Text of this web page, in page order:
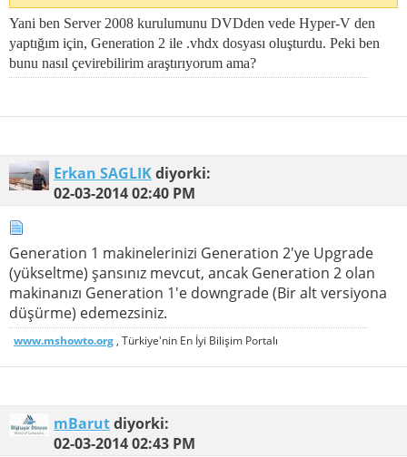
Yani ben Server 2008 kurulumunu DVDden vede Hyper-V den
yaptığım için, Generation 2 ile .vhdx dosyası oluşturdu. Peki ben
bunu nasıl çevirebilirim araştırıyorum ama?
Erkan SAGLIKdiyorki:
02-03-201402:40 PM
Generation 1 makinelerinizi Generation 2'ye Upgrade
(yükseltme) şansınız mevcut, ancak Generation 2 olan
makinanızı Generation 1'e downgrade (Bir alt versiyona
düşürme) edemezsiniz.
www.mshowto.org , Türkiye'nin En İyi Bilişim Portalı
mBarutdiyorki:
02-03-201402:43 PM